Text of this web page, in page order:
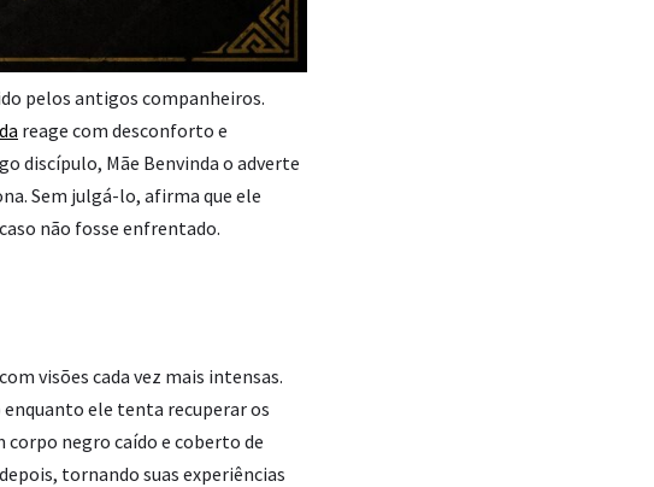
pelos antigos companheiros.
reage com desconforto e
discípulo, Mãe Benvinda o adverte
Sem julgá-lo, afirma que ele
não fosse enfrentado.
visões cada vez mais intensas.
enquanto ele tenta recuperar os
negro caído e coberto de
tornando suas experiências